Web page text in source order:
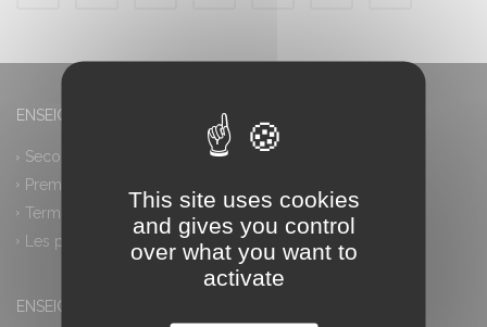
ENSEIGNEMENT GÉNÉRAL
Seconde générale et technologique
Première générale
Terminale générale
Les plus
ENSEIGNEMENT PROFESSIONNEL
This site uses cookies
and gives you control
over what you want to
activate